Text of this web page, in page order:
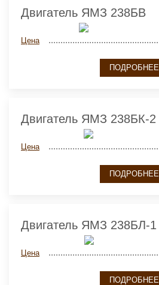
Двигатель ЯМЗ 238БВ
Цена
ПОДРОБНЕЕ
Двигатель ЯМЗ 238БК-2
Цена
ПОДРОБНЕЕ
Двигатель ЯМЗ 238БЛ-1
Цена
ПОДРОБНЕЕ